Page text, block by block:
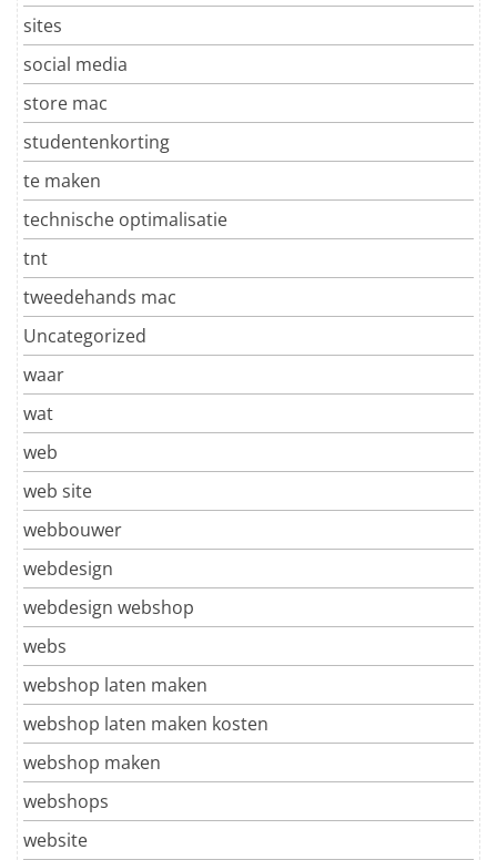
sites
social media
store mac
studentenkorting
te maken
technische optimalisatie
tnt
tweedehands mac
Uncategorized
waar
wat
web
web site
webbouwer
webdesign
webdesign webshop
webs
webshop laten maken
webshop laten maken kosten
webshop maken
webshops
website